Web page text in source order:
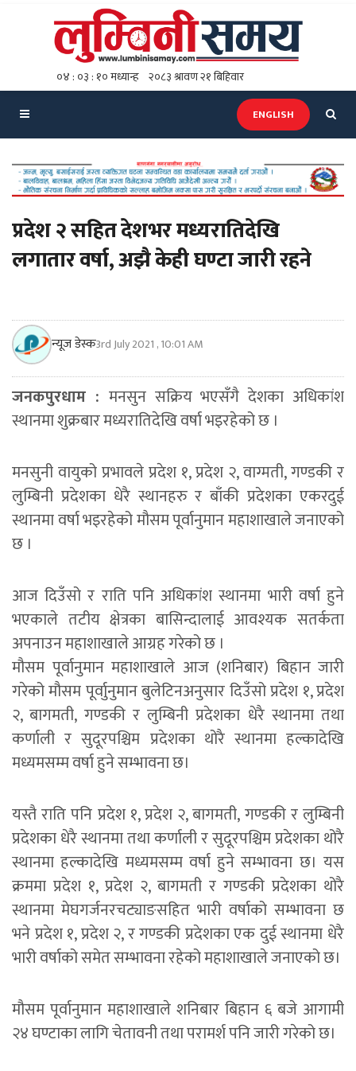
ENGLISH
प्रदेश २ सहित देशभर मध्यरातिदेखि
लगातार वर्षा, अझै केही घण्टा जारी रहने
न्यूज डेस्क3rd July 2021 , 10:01 AM
जनकपुरधाम : मनसुन सक्रिय भएसँगै देशका अधिकांश
स्थानमा शुक्रबार मध्यरातिदेखि वर्षा भइरहेको छ ।
मनसुनी वायुको प्रभावले प्रदेश १, प्रदेश २, वाग्मती, गण्डकी र
लुम्बिनी प्रदेशका धेरै स्थानहरु र बाँकी प्रदेशका एकरदुई
स्थानमा वर्षा भइरहेको मौसम पूर्वानुमान महाशाखाले जनाएको
छ ।
आज दिउँसो र राति पनि अधिकांश स्थानमा भारी वर्षा हुने
भएकाले तटीय क्षेत्रका बासिन्दालाई आवश्यक सतर्कता
अपनाउन महाशाखाले आग्रह गरेको छ ।
मौसम पूर्वानुमान महाशाखाले आज (शनिबार) बिहान जारी
गरेको मौसम पूर्वाुनुमान बुलेटिनअनुसार दिउँसो प्रदेश १, प्रदेश
२, बागमती, गण्डकी र लुम्बिनी प्रदेशका धेरै स्थानमा तथा
कर्णाली र सुदूरपश्चिम प्रदेशका थोरै स्थानमा हल्कादेखि
मध्यमसम्म वर्षा हुने सम्भावना छ।
यस्तै राति पनि प्रदेश १, प्रदेश २, बागमती, गण्डकी र लुम्बिनी
प्रदेशका धेरै स्थानमा तथा कर्णाली र सुदूरपश्चिम प्रदेशका थोरै
स्थानमा हल्कादेखि मध्यमसम्म वर्षा हुने सम्भावना छ। यस
क्रममा प्रदेश १, प्रदेश २, बागमती र गण्डकी प्रदेशका थोरै
स्थानमा मेघगर्जनरचट्याङसहित भारी वर्षाको सम्भावना छ
भने प्रदेश १, प्रदेश २, र गण्डकी प्रदेशका एक दुई स्थानमा धेरै
भारी वर्षाको समेत सम्भावना रहेको महाशाखाले जनाएको छ।
मौसम पूर्वानुमान महाशाखाले शनिबार बिहान ६ बजे आगामी
२४ घण्टाका लागि चेतावनी तथा परामर्श पनि जारी गरेको छ।